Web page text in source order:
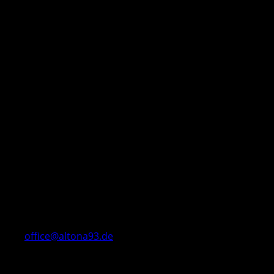
office@altona93.de